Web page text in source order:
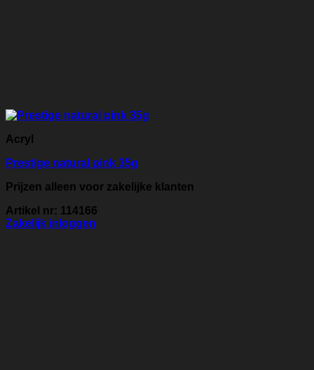
Acryl
Prestige natural pink 35g
Prijzen alleen voor zakelijke klanten
Artikel nr: 114166
Zakelijk inloggen